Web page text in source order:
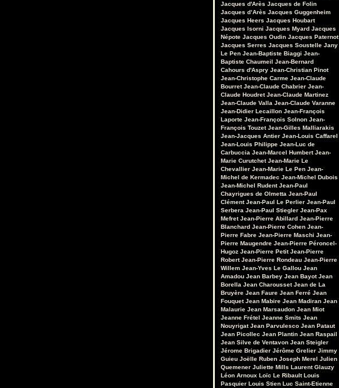
Jacques d'Arès Jacques de Folin
Jacques d’Arès Jacques Guggenheim
Jacques Heers Jacques Houbart
Jacques Isorni Jacques Myard Jacques
Népote Jacques Oudin Jacques Paternot
Jacques Serres Jacques Soustelle Jany
Le Pen Jean-Baptiste Biaggi Jean-
Baptiste Chaumeil Jean-Bernard
Cahours d'Aspry Jean-Christian Pinot
Jean-Christophe Carme Jean-Claude
Bourret Jean-Claude Chabrier Jean-
Claude Houdret Jean-Claude Martinez
Jean-Claude Valla Jean-Claude Varanne
Jean-Didier Lecaillon Jean-François
Laporte Jean-François Solnon Jean-
François Touzet Jean-Gilles Malliarakis
Jean-Jacques Antier Jean-Louis Caffarel
Jean-Louis Philippe Jean-Luc de
Carbuccia Jean-Marcel Humbert Jean-
Marie Curutchet Jean-Marie Le
Chevallier Jean-Marie Le Pen Jean-
Michel de Kermadec Jean-Michel Dubois
Jean-Michel Rudent Jean-Paul
Chayrigues de Olmetta Jean-Paul
Clément Jean-Paul Le Perlier Jean-Paul
Serbera Jean-Paul Stiegler Jean-Pax
Mefret Jean-Pierre Abillard Jean-Pierre
Blanchard Jean-Pierre Cohen Jean-
Pierre Fabre Jean-Pierre Maschi Jean-
Pierre Maugendre Jean-Pierre Péroncel-
Hugoz Jean-Pierre Petit Jean-Pierre
Robert Jean-Pierre Rondeau Jean-Pierre
Willem Jean-Yves Le Gallou Jean
Amadou Jean Barbey Jean Bayot Jean
Borella Jean Charousset Jean de La
Bruyère Jean Faure Jean Ferré Jean
Fouquet Jean Mabire Jean Madiran Jean
Malaurie Jean Marsaudon Jean Miot
Jeanne Frétel Jeanne Smits Jean
Nouyrigat Jean Parvulesco Jean Pataut
Jean Picollec Jean Plantin Jean Raspail
Jean Silve de Ventavon Jean Steigler
Jérome Brigadier Jérôme Grelier Jimmy
Guieu Joëlle Ruben Joseph Merel Julien
Quemener Juliette Mills Laurent Glauzy
Léon Arnoux Loïc Le Ribault Louis
Pasquier Louis Stien Luc Saint-Etienne